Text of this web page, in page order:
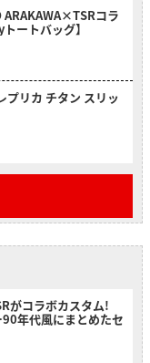
コラ
ートバッグ】
リカ チタン スリッ
がコラボカスタム!
年代風にまとめたセ